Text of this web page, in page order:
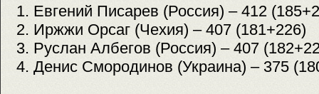
1. Евгений Писарев (Россия) – 412
2. Иржжи Орсаг (Чехия) – 407 (181+226)
3. Руслан Албегов (Россия) – 407
4. Денис Смородинов (Украина) – 375